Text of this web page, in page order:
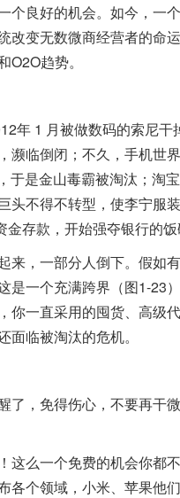
良好的机会。如今，一
改变无数微商经营者的命
趋势。
1 月被做数码的索尼干
濒临倒闭；不久，手机
于是金山毒霸被淘汰；淘
头不得不转型，使李宁服
金存款，开始强夺银行的
，一部分人倒下。假如
是一个充满跨界（图1-23
你一直采用的囤货、高级
临被淘汰的危机。
，免得伤心，不要再干
么一个免费的机会你都
各个领域，小米、苹果他